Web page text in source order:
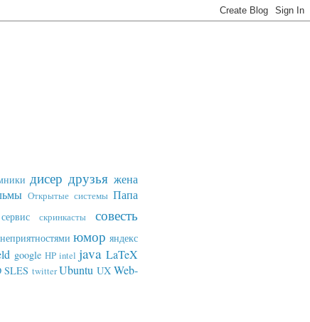
дисер друзья жена
Открытые системы Папа
сервис скринкасты
совесть
юмор яндекс
google HP intel java LaTeX
SLES twitterUbuntu UX Web-